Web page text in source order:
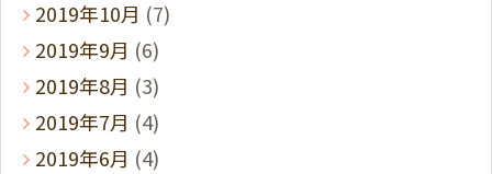
2019年10月 (7)
2019年9月 (6)
2019年8月 (3)
2019年7月 (4)
2019年6月 (4)